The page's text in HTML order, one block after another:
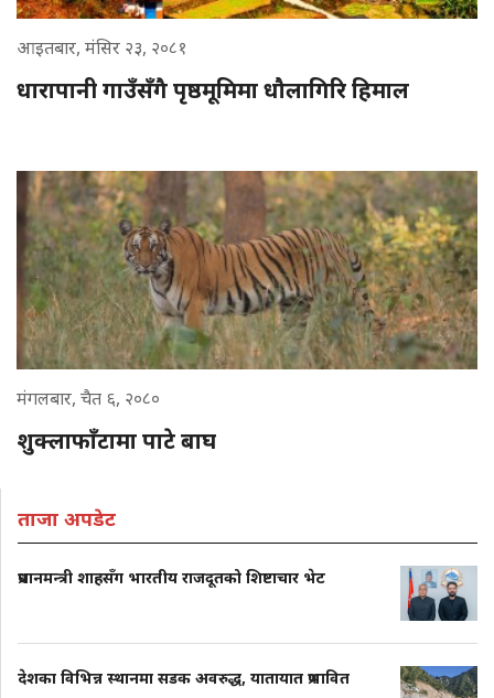
आइतबार, मंसिर २३, २०८१
धारापानी गाउँसँगै पृष्ठमूमिमा धौलागिरि हिमाल
मंगलबार, चैत ६, २०८०
शुक्लाफाँटामा पाटे बाघ
ताजा अपडेट
प्रधानमन्त्री शाहसँग भारतीय राजदूतको शिष्टाचार भेट
देशका विभिन्न स्थानमा सडक अवरुद्ध, यातायात प्रभावित